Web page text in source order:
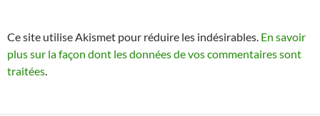
Ce site utilise Akismet pour réduire les indésirables. En savoir
plus sur la façon dont les données de vos commentaires sont
traitées